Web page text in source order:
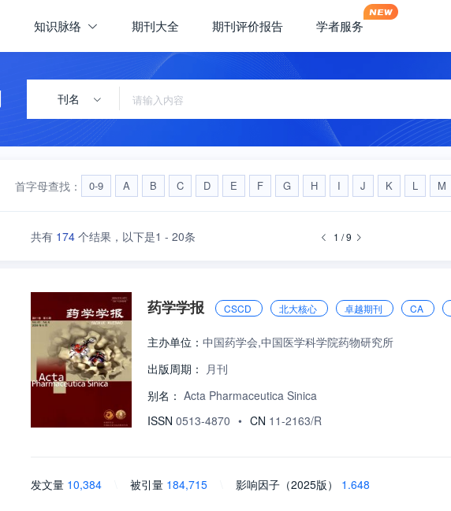
知识脉络 期刊大全 期刊评价报告 学者服务
学科导航
刊名
首字母查找： 0-9 A B C D E F G H I J K L M
共有 174 个结果， 以下是1 - 20条 1 / 9
药学学报 CSCD 北大核心 卓越期刊 CA
主办单位： 中国药学会,中国医学科学院药物研究所
出版周期： 月刊
别名： Acta Pharmaceutica Sinica
ISSN 0513-4870 • CN 11-2163/R
发文量 10,384 被引量 184,715 影响因子（2025版） 1.648